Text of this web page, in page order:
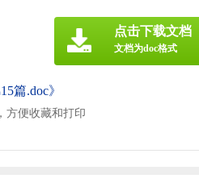
篇.doc》
方便收藏和打印
点击下载文档
文档为doc格式